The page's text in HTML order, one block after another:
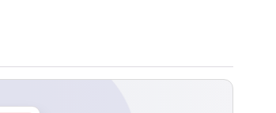
być naliczony od kwoty zamówienia